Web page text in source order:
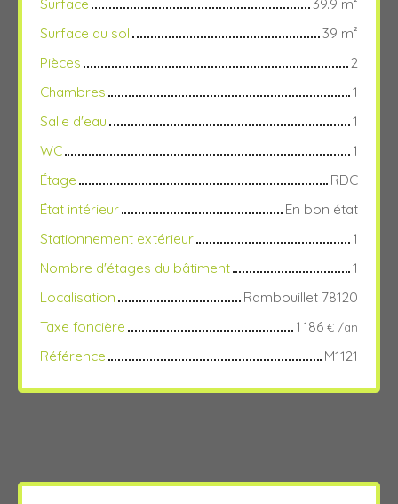
Surface au sol
39 m²
Pièces
2
Chambres
1
Salle d'eau
1
WC
1
Étage
RDC
État intérieur
En bon état
Stationnement extérieur
1
Nombre d'étages du bâtiment
1
Localisation
Rambouillet 78120
Taxe foncière
1 186 € /an
Référence M1121